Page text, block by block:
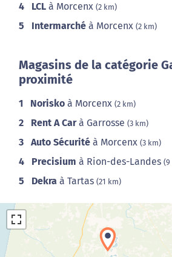
4 LCL à Morcenx (2 km)
5 Intermarché à Morcenx (2 km)
Magasins de la catégorie
proximité
1 Norisko à Morcenx (2 km)
2 Rent A Carà Garrosse (3 km)
3 Auto Sécurité à Morcenx (3 km)
4 Precisium à Rion-des-Landes (9
5 Dekra à Tartas (21 km)